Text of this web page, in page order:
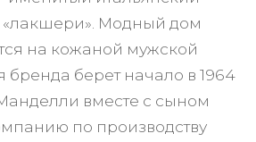
«лакшери». Модный дом
на кожаной мужской
бренда берет начало в 1964
вместе с сыном
по производству